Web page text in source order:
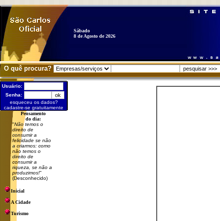
Sábado
8 de Agosto de 2026
O quê procura?
Usuário:
Senha:
esqueceu os dados?
cadastre-se gratuitamente
Pensamento
do dia:
"Não temos o
direito de
consumir a
felicidade se não
a criarmos: como
não temos o
direito de
consumir a
riqueza, se não a
produzimos!"
(Desconhecido)
Inicial
A Cidade
Turismo